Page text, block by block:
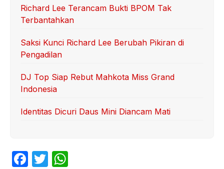
Richard Lee Terancam Bukti BPOM Tak
Terbantahkan
Saksi Kunci Richard Lee Berubah Pikiran di
Pengadilan
DJ Top Siap Rebut Mahkota Miss Grand
Indonesia
Identitas Dicuri Daus Mini Diancam Mati
F
T